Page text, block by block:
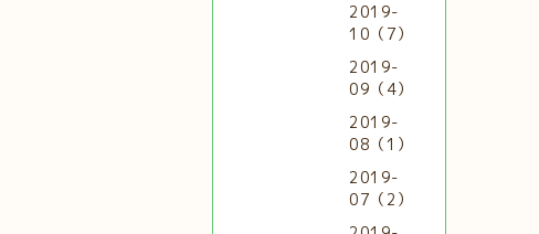
2019-
10（7）
2019-
09（4）
2019-
08（1）
2019-
07（2）